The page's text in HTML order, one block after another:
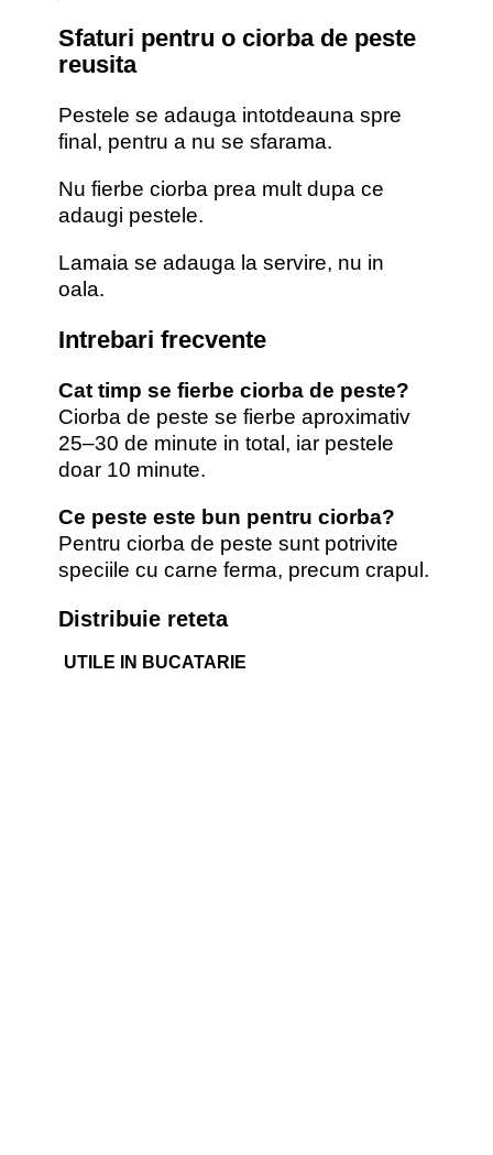
Sfaturi pentru o ciorba de peste
reusita
Pestele se adauga intotdeauna spre
final, pentru a nu se sfarama.
Nu fierbe ciorba prea mult dupa ce
adaugi pestele.
Lamaia se adauga la servire, nu in
oala.
Intrebari frecvente
Cat timp se fierbe ciorba de peste?
Ciorba de peste se fierbe aproximativ
25–30 de minute in total, iar pestele
doar 10 minute.
Ce peste este bun pentru ciorba?
Pentru ciorba de peste sunt potrivite
speciile cu carne ferma, precum crapul.
Distribuie reteta
UTILE IN BUCATARIE